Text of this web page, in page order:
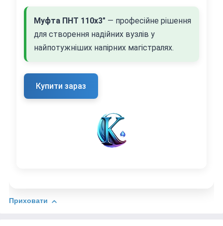
Муфта ПНТ 110х3" — професійне рішення
для створення надійних вузлів у
найпотужніших напірних магістралях.
Купити зараз
Приховати